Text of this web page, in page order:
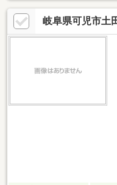
岐阜県可児市土